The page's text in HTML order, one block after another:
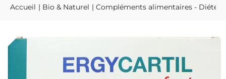
Accueil Bio & Naturel Compléments alimentaires -